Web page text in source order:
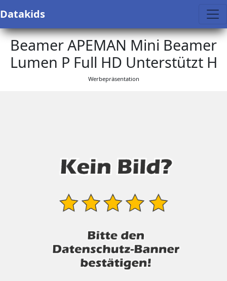
Datakids
Beamer APEMAN Mini Beamer
Lumen P Full HD Unterstützt H
Werbepräsentation